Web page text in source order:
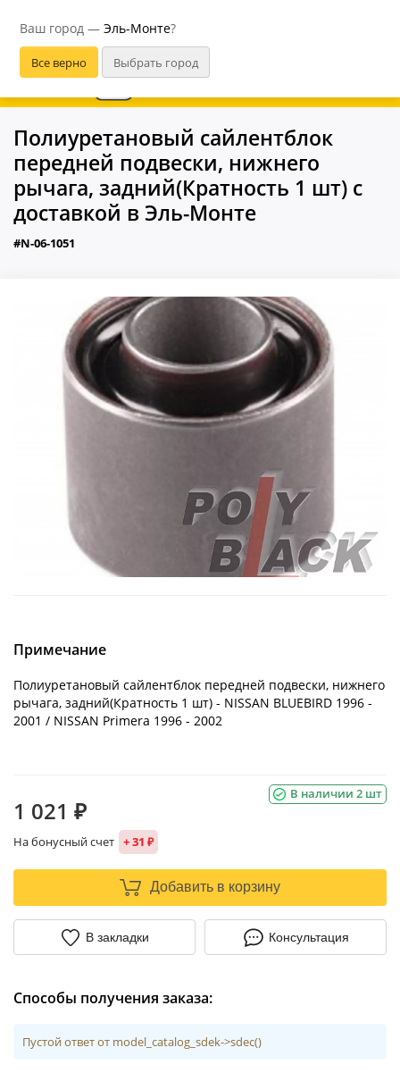
Ваш город — Эль-Монте?
В приложении удобнее
Полиуретановый сайлентблок
передней подвески, нижнего
рычага, задний(Кратность 1 шт) с
доставкой в Эль-Монте
#N-06-1051
Примечание
Полиуретановый сайлентблок передней подвески, нижнего
рычага, задний(Кратность 1 шт) - NISSAN BLUEBIRD 1996 -
2001 / NISSAN Primera 1996 - 2002
В наличии 2 шт
1 021 ₽
На бонусный счет + 31 ₽
Добавить в корзину
В закладки Консультация
Способы получения заказа:
Пустой ответ от model_catalog_sdek->sdec()